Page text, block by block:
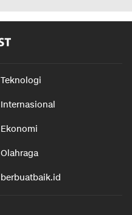
Teknologi
Internasional
Ekonomi
Olahraga
berbuatbaik.id